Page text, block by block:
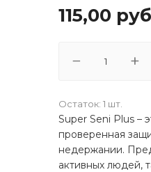
115,00
Остаток: 1 шт.
Super Seni Plus –
проверенная
недержании.
активных людей,